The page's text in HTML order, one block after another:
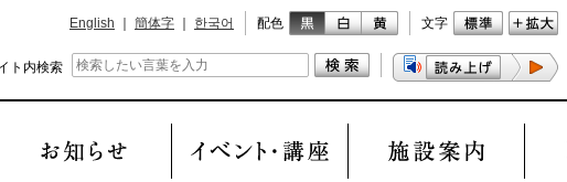
English 簡体字 한국어 配色 文字
ト内検索